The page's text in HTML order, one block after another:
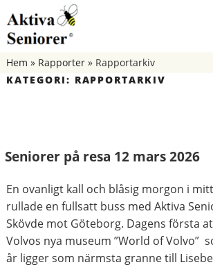
till
innehåll
AKTIVA SENIORER
Hem » Rapporter» Rapportarkiv
KATEGORI: RAPPORTARKIV
Seniorer på resa 12 mars 2026
En ovanligt kall och blåsig morgon i
rullade en fullsatt buss med Aktiva
Skövde mot Göteborg. Dagens första
Volvos nya museum ”World of Volvo”
år ligger som närmsta granne till